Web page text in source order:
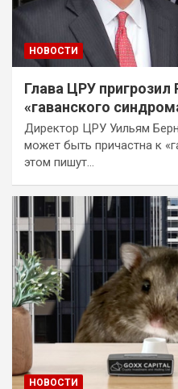
НОВОСТИ
Глава ЦРУ пригрозил
«гаванского
Директор ЦРУ Уильям
может быть причастна к
этом пишут…
НОВОСТИ